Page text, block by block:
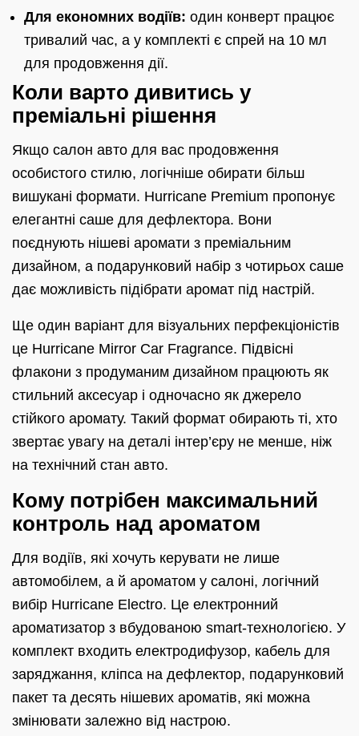
Для економних водіїв: один конверт працює
тривалий час, а у комплекті є спрей на 10 мл
для продовження дії.
Коли варто дивитись у
преміальні рішення
Якщо салон авто для вас продовження
особистого стилю, логічніше обирати більш
вишукані формати. Hurricane Premium пропонує
елегантні саше для дефлектора. Вони
поєднують нішеві аромати з преміальним
дизайном, а подарунковий набір з чотирьох саше
дає можливість підібрати аромат під настрій.
Ще один варіант для візуальних перфекціоністів
це Hurricane Mirror Car Fragrance. Підвісні
флакони з продуманим дизайном працюють як
стильний аксесуар і одночасно як джерело
стійкого аромату. Такий формат обирають ті, хто
звертає увагу на деталі інтер’єру не менше, ніж
на технічний стан авто.
Кому потрібен максимальний
контроль над ароматом
Для водіїв, які хочуть керувати не лише
автомобілем, а й ароматом у салоні, логічний
вибір Hurricane Electro. Це електронний
ароматизатор з вбудованою smart-технологією. У
комплект входить електродифузор, кабель для
заряджання, кліпса на дефлектор, подарунковий
пакет та десять нішевих ароматів, які можна
змінювати залежно від настрою.